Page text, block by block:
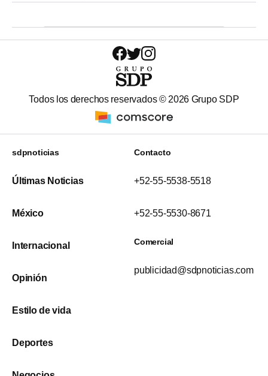
Todos los derechos reservados © 2026 Grupo SDP
sdpnoticias
Últimas Noticias
México
Internacional
Opinión
Estilo de vida
Deportes
Contacto
+52-55-5538-5518
+52-55-5530-8671
Comercial
publicidad@sdpnoticias.com